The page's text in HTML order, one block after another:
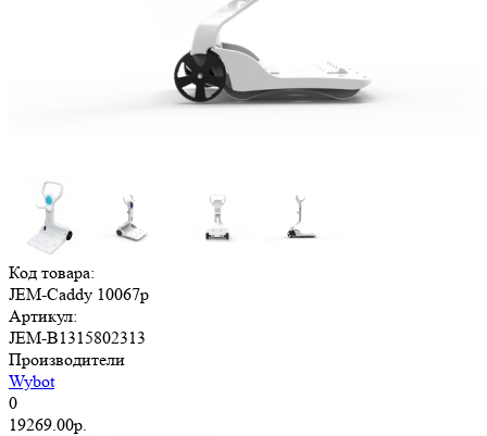
Код товара:
JEM-Caddy 10067p
Артикул:
JEM-B1315802313
Производители
Wybot
0
19269.00р.